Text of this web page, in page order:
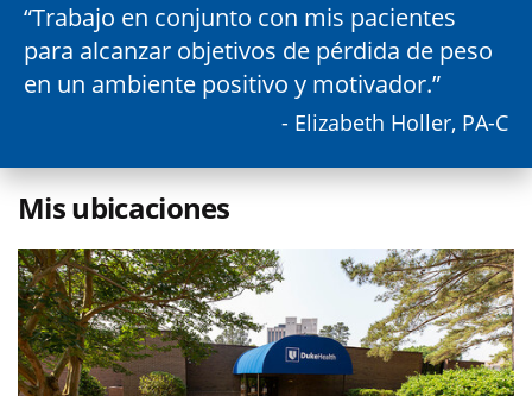
Trabajo en conjunto con mis pacientes
para alcanzar objetivos de pérdida de peso
en un ambiente positivo y motivador.
- Elizabeth Holler, PA-C
Mis ubicaciones